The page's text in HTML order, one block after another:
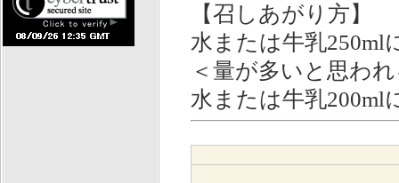
【召しあがり方】
水または牛乳250ml
＜量が多いと思わ
水または牛乳200ml